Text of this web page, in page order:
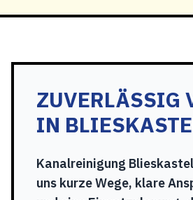
ZUVERLÄSSIG
IN
Kanalreinigung
uns kurze Wege, klare